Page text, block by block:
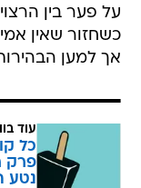
על פער בין
כשחזור שאין
אך למען
עוד
כל
פרק
נטע